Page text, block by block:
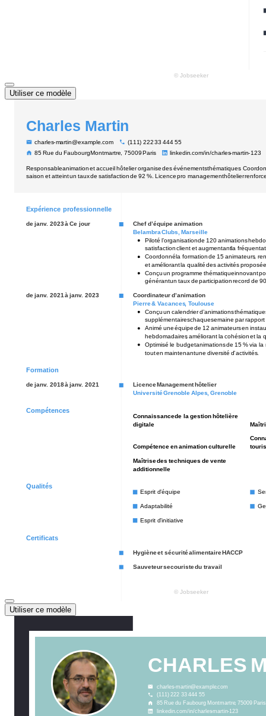
Utiliser ce modèle
Utiliser ce modèle